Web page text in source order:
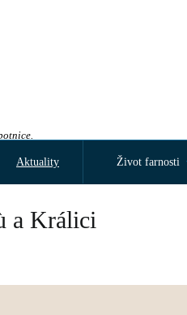
Aktuality Život farnosti
a Králici